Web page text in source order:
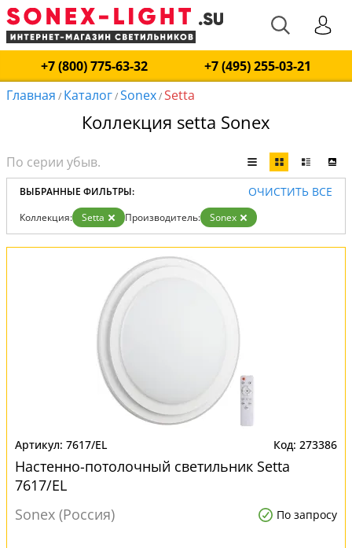
+7 (800) 775-63-32
+7 (495) 255-03-21
Главная / Каталог/Sonex/Setta
Коллекция setta Sonex
ВЫБРАННЫЕ ФИЛЬТРЫ: ОЧИСТИТЬ ВСЕ
Коллекция: Setta Производитель: Sonex
7617/EL 273386
Настенно-потолочный светильник Setta
7617/EL
Sonex (Россия)
По запросу